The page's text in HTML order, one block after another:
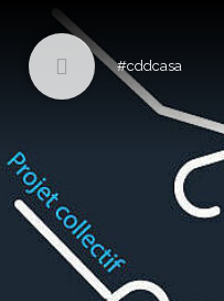
#cddcasa